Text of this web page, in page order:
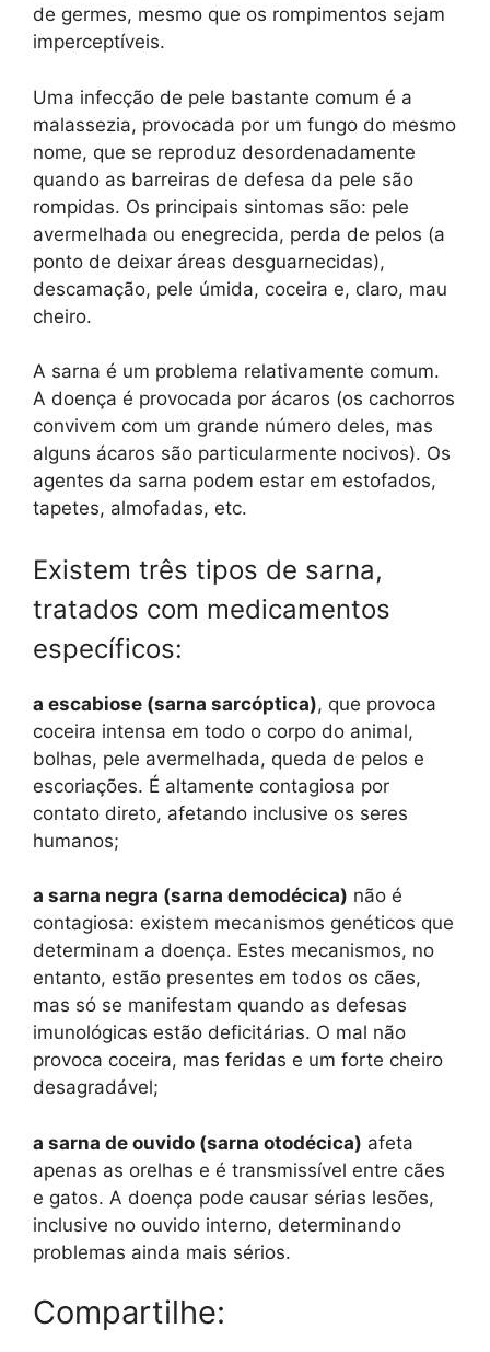
de germes, mesmo que os rompimentos sejam
imperceptíveis.
Uma infecção de pele bastante comum é a
malassezia, provocada por um fungo do mesmo
nome, que se reproduz desordenadamente
quando as barreiras de defesa da pele são
rompidas. Os principais sintomas são: pele
avermelhada ou enegrecida, perda de pelos (a
ponto de deixar áreas desguarnecidas),
descamação, pele úmida, coceira e, claro, mau
cheiro.
A sarna é um problema relativamente comum.
A doença é provocada por ácaros (os cachorros
convivem com um grande número deles, mas
alguns ácaros são particularmente nocivos). Os
agentes da sarna podem estar em estofados,
tapetes, almofadas, etc.
Existem três tipos de sarna,
tratados com medicamentos
específicos:
a escabiose (sarna sarcóptica), que provoca
coceira intensa em todo o corpo do animal,
bolhas, pele avermelhada, queda de pelos e
escoriações. É altamente contagiosa por
contato direto, afetando inclusive os seres
humanos;
a sarna negra (sarna demodécica) não é
contagiosa: existem mecanismos genéticos que
determinam a doença. Estes mecanismos, no
entanto, estão presentes em todos os cães,
mas só se manifestam quando as defesas
imunológicas estão deficitárias. O mal não
provoca coceira, mas feridas e um forte cheiro
desagradável;
a sarna de ouvido (sarna otodécica) afeta
apenas as orelhas e é transmissível entre cães
e gatos. A doença pode causar sérias lesões,
inclusive no ouvido interno, determinando
problemas ainda mais sérios.
Compartilhe: